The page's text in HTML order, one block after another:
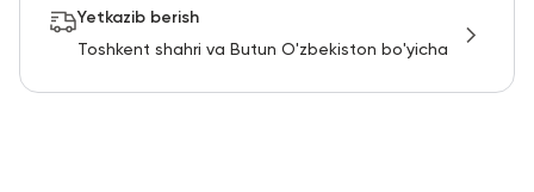
Yetkazib berish
Toshkent shahri va Butun O'zbekiston bo'yicha